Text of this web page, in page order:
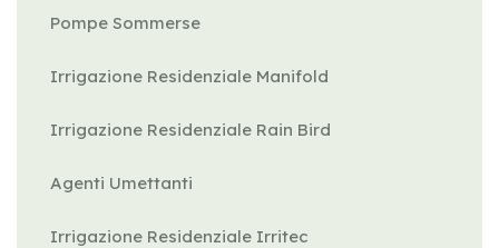
Pompe Sommerse
Irrigazione Residenziale Manifold
Irrigazione Residenziale Rain Bird
Agenti Umettanti
Irrigazione Residenziale Irritec